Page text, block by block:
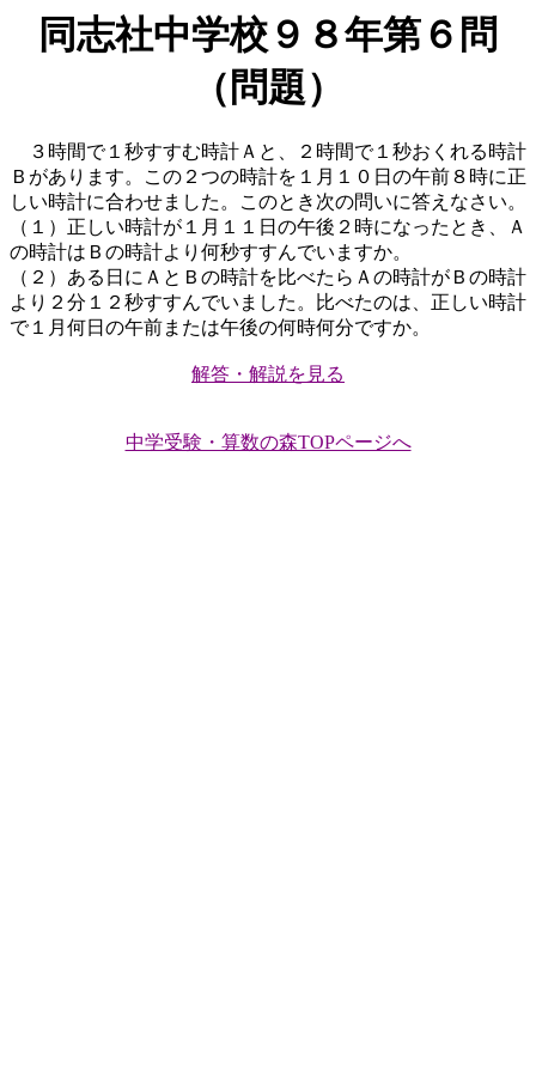
同志社中学校９８年第６問
（問題）
３時間で１秒すすむ時計Ａと、２時間で１秒おくれる時計
Ｂがあります。この２つの時計を１月１０日の午前８時に正
しい時計に合わせました。このとき次の問いに答えなさい。
（１）正しい時計が１月１１日の午後２時になったとき、Ａ
の時計はＢの時計より何秒すすんでいますか。
（２）ある日にＡとＢの時計を比べたらＡの時計がＢの時計
より２分１２秒すすんでいました。比べたのは、正しい時計
で１月何日の午前または午後の何時何分ですか。
解答・解説を見る
中学受験・算数の森TOPページへ